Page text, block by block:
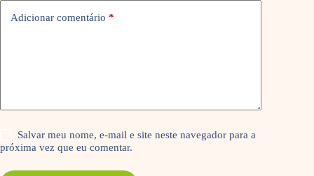
Adicionar comentário *
Salvar meu nome, e-mail e site neste navegador para a
próxima vez que eu comentar.